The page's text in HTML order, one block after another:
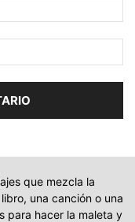
que mezcla la
una canción o una
para hacer la maleta y